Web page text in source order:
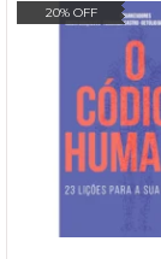
20% OFF